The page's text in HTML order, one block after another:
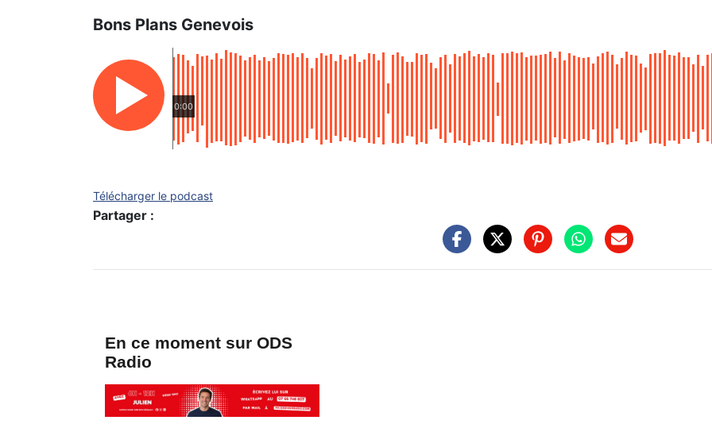
Bons Plans Genevois
0:00
Télécharger le podcast
Partager :
En ce moment sur ODS
Radio